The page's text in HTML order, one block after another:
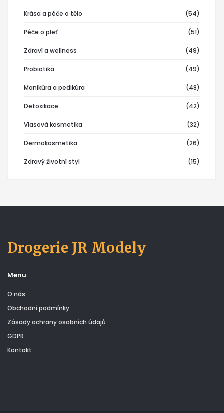
Krása a péče o tělo (54)
Péče o pleť (51)
Zdraví a wellness (49)
Probiotika (49)
Manikúra a pedikúra (48)
Detoxikace (42)
Vlasová kosmetika (32)
Dermokosmetika (26)
Zdravý životní styl (15)
Drogerie JR Modely
Menu
O nás
Obchodní podmínky
Zásady ochrany osobních údajů
GDPR
Kontakt